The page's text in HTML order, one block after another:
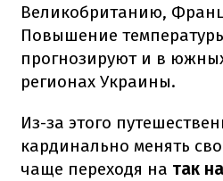
Великобританию,
Повышение
прогнозируют и в
регионах Украины.
Из-за этого
кардинально менять
чаще переходя на так